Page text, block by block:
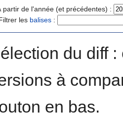
partir de l'année (et précédentes) :
les balises :
du diff
à
en bas.